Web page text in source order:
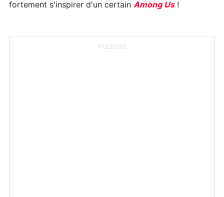
fortement s'inspirer d'un certain Among Us!
Publicité